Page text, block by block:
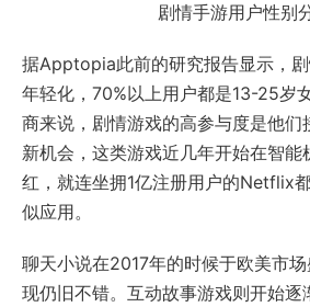
剧情手游用户性别
据Apptopia此前的研究报告显示，
年轻化，70%以上用户都是13-25岁
商来说，剧情游戏的高参与度是他们
新机会，这类游戏近几年开始在智能
红，就连坐拥1亿注册用户的Netflix
似应用。
聊天小说在2017年的时候于欧美市
现仍旧不错。互动故事游戏则开始逐